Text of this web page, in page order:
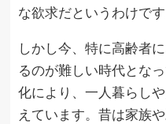
な欲求だというわけです
しかし今、特に高齢者
るのが難しい時代とな
化により、一人暮らし
えています。昔は家族